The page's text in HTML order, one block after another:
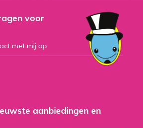
voor
met mij op.
aanbiedingen en